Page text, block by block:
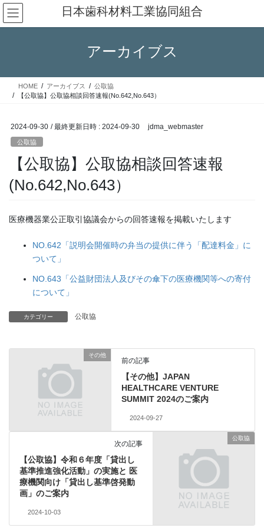
コ
ン
テ
ス
ナ
ビ
ゲ
ン
日本歯科材料工業協同組合
アーカイブス
HOME アーカイブス
公取協
【公取協】公取協相談回答速報(No.642,No.643）
2024-09-30 / 最終更新日時 : 2024-09-30 jdma_webmaster
公取協
【公取協】公取協相談回答速報
(No.642,No.643）
医療機器業公正取引協議会からの回答速報を掲載いたします
NO.642「説明会開催時の弁当の提供に伴う「配達料金」に
ついて」
NO.643「公益財団法人及びその傘下の医療機関等への寄付
について」
カテゴリー 公取協
その他
前の記事
【その他】JAPAN
HEALTHCARE VENTURE
SUMMIT 2024のご案内
2024-09-27
公取協
次の記事
【公取協】令和６年度「貸出し
基準推進強化活動」の実施と 医
療機関向け「貸出し基準啓発動
画」のご案内
2024-10-03